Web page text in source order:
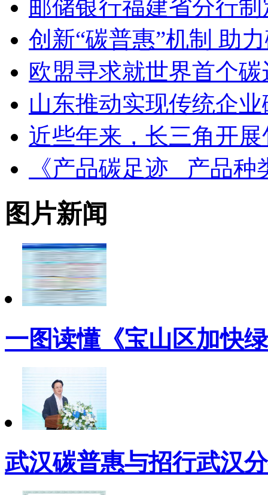
邮储银行福建省分行
创新“碳普惠”机制 助
欧盟寻求就世界首个
山东推动实现传统企
近些年来，长三角开
《产品碳足迹 产品
图片新闻
一图读懂《宝山区加快
武汉碳普惠与招行武汉